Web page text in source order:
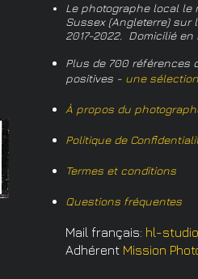
Le photographe local le
Sussex (Angleterre) sur
2017-2022. Domicilié en
Plus de 700 références
positives - une sélection
À propos du
Politique de
Termes et conditions
Questions fréquentes
Mail français: hl-
Adhérent Mission